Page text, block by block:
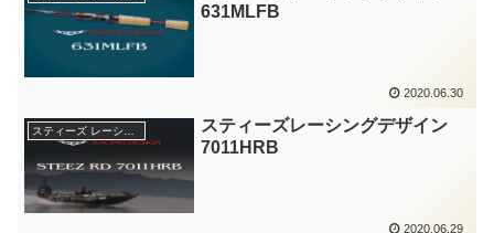
631MLFB
2020.06.30
スティーズレーシングデザイン
7011HRB
2020.06.29